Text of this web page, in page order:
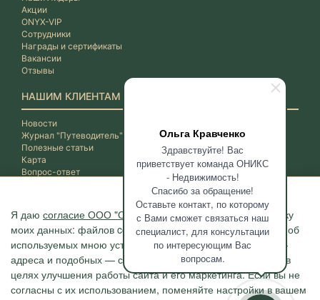
Ольга Кравченко
Здравствуйте! Вас
приветствует команда ОНИКС
- Недвижимость!
Спасибо за обращение!
Оставьте контакт, по которому
с Вами сможет связаться наш
специалист, для консультации
по интересующим Вас
вопросам.
Я даю согласие ООО "ОНИКС-Недвижимость"на обработку
моих данных: файлов cookie, сведений о моих действиях, об
используемых мною устройствах, даты и время сессии, IP-
адреса и подобных — с помощью метрических программ в
целях улучшения работы сайта и его маркетинга. Если вы не
согласны с их использованием, поменяйте настройки в вашем
Акции
ONYX-VIP
Сотрудники
Награды и сертификаты
Вакансии
Отзывы
НАШИМ КЛИЕНТАМ
Новости
Журнал "Путеводитель"
Полезные статьи
Карта
Вопрос-ответ